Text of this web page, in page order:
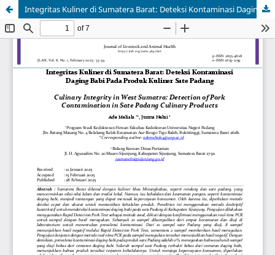
Integritas Kuliner di Sumatera Barat: Deteksi Kontaminasi Daging Babi Pada Produk Kuliner Sate Padang